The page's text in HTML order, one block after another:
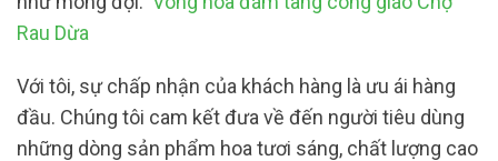
Rau Dừa
Với tôi, sự chấp nhận của khách hàng là ưu ái hàng
đầu. Chúng tôi cam kết đưa về đến người tiêu dùng
những dòng sản phẩm hoa tươi sáng, chất lượng cao